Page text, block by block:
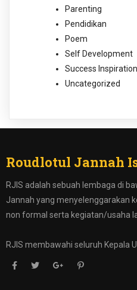
Parenting
Pendidikan
Poem
Self Development
Success Inspiration
Uncategorized
Roudlotul Jannah
RJIS adalah sebuah lembaga di
Jannah yang menyelenggarakan
non formal serta kegiatan/usaha
RJIS membawahi seluruh Kepala